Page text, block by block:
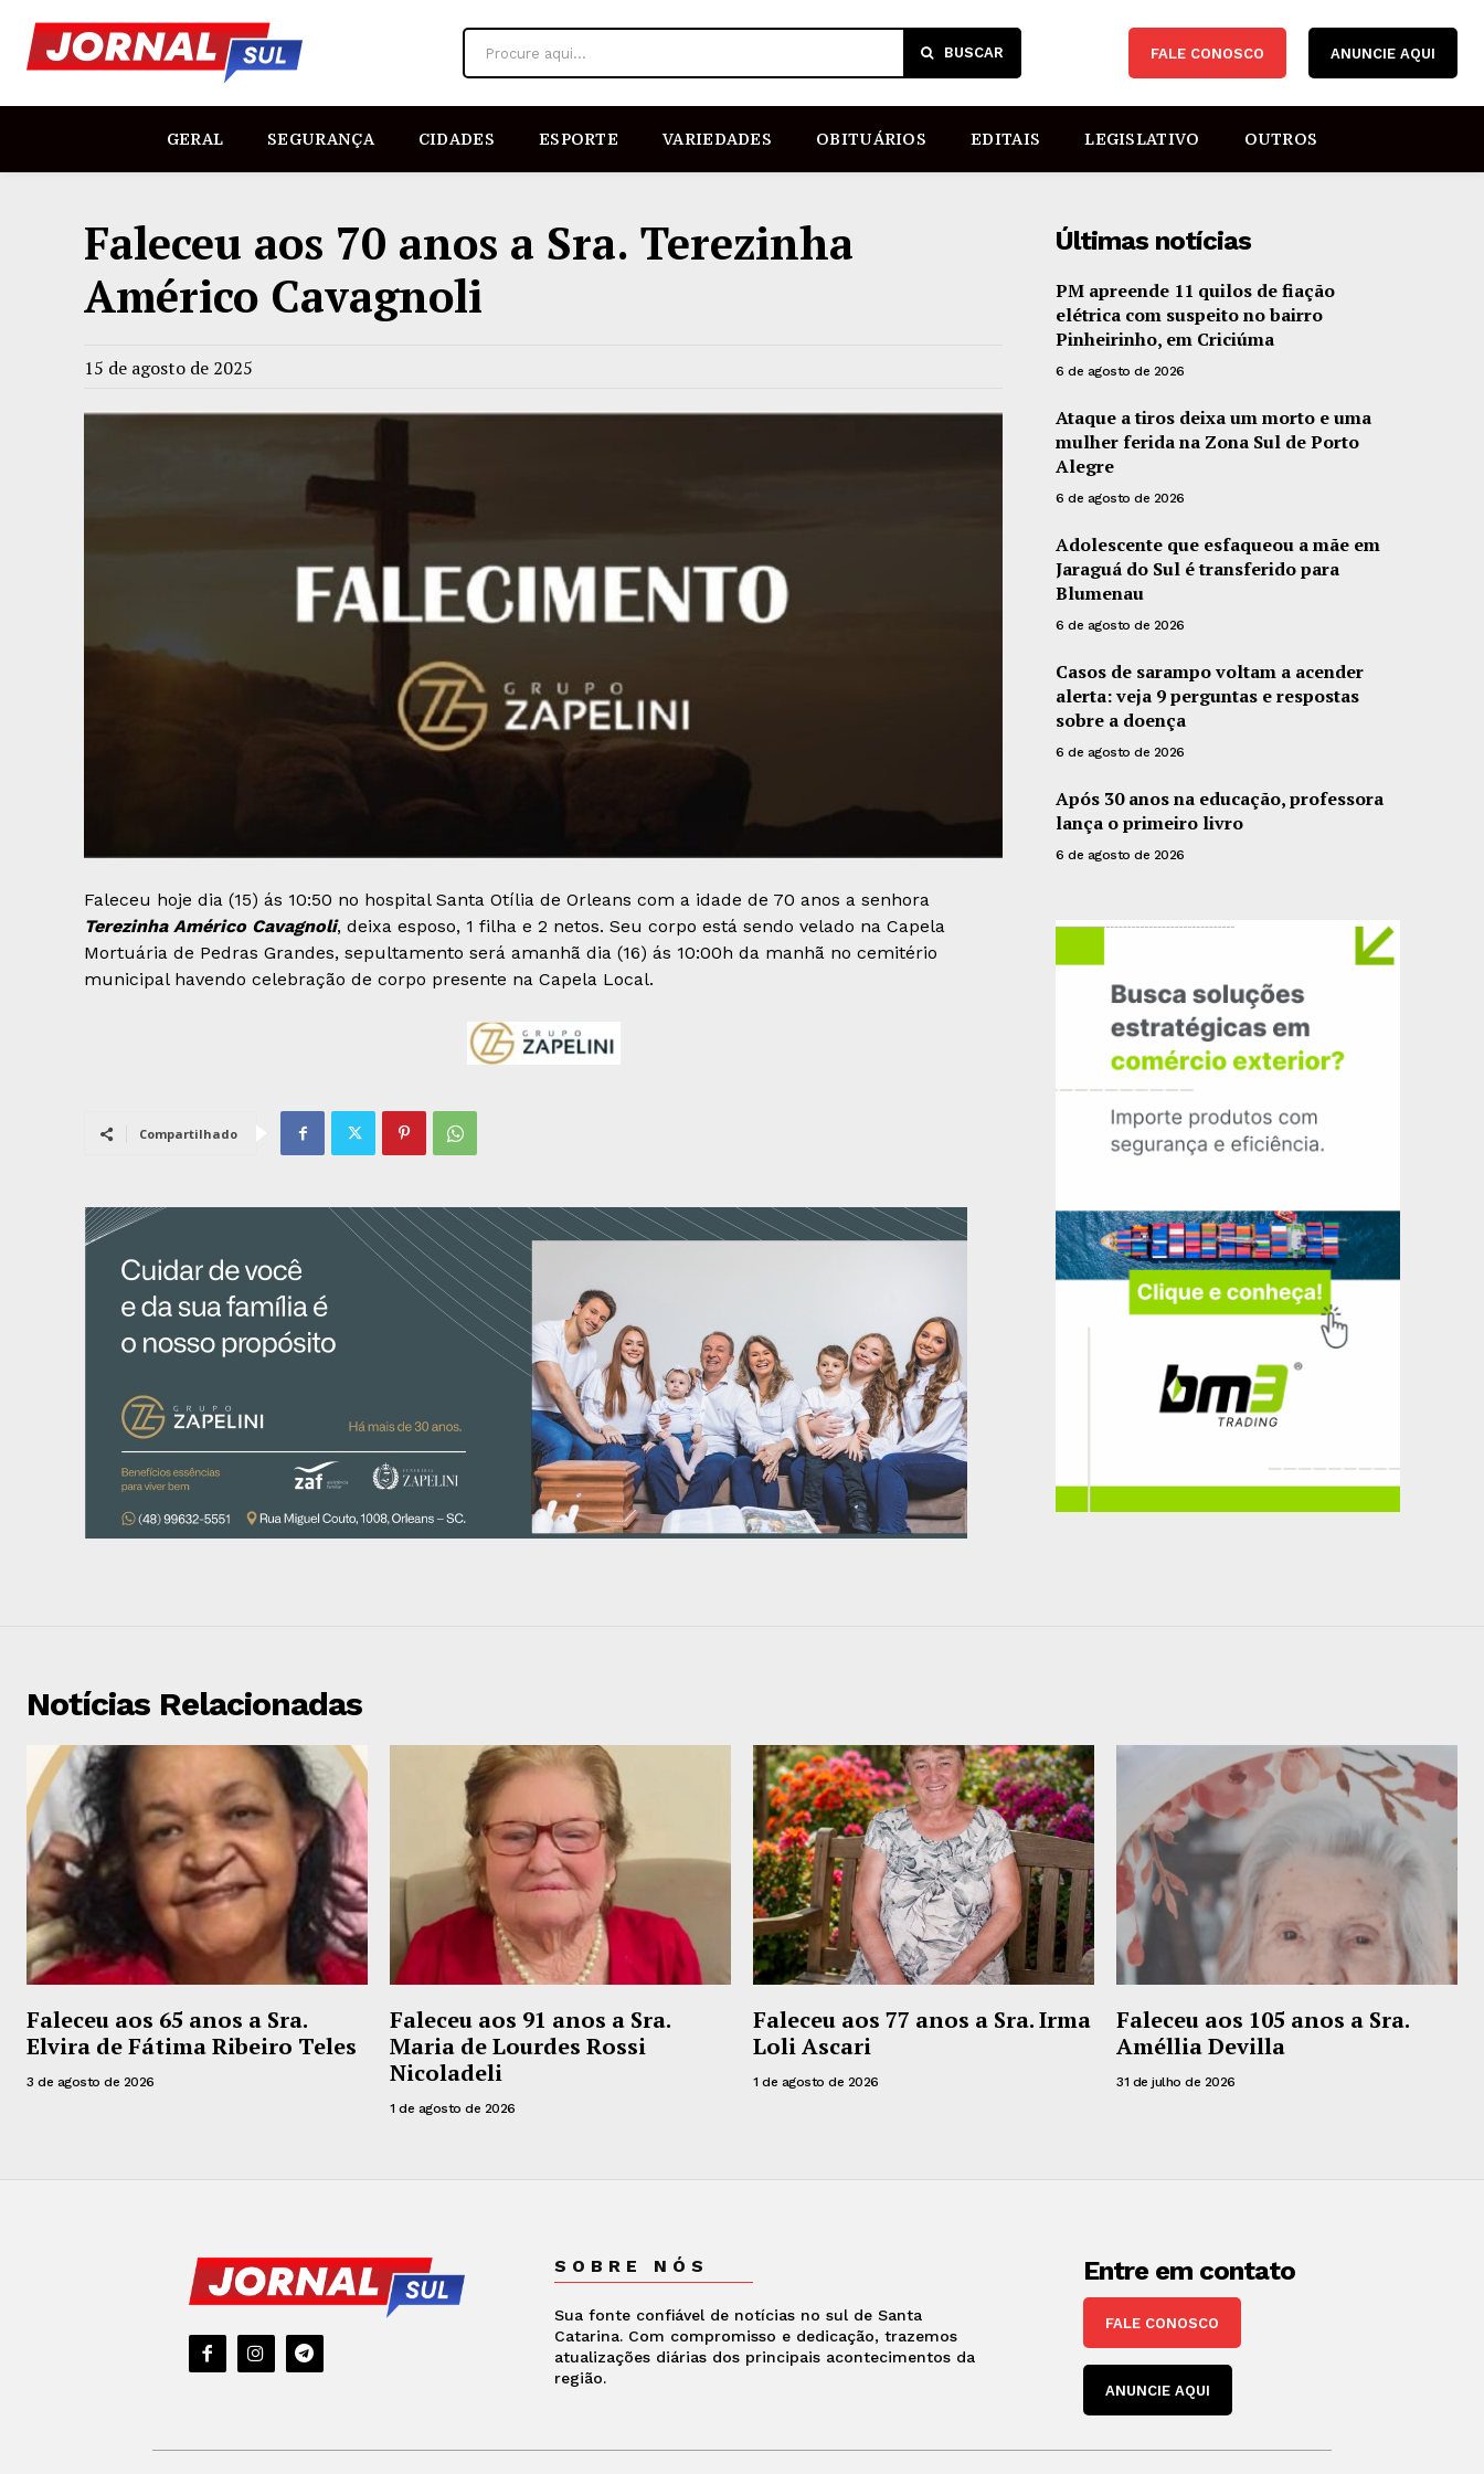
Procure aqui... BUSCAR FALE CONOSCO ANUNCIE AQUI
GERAL SEGURANÇA CIDADES ESPORTE VARIEDADES OBITUÁRIOS EDITAIS LEGISLATIVO OUTROS
Faleceu aos 70 anos a Sra. Terezinha
Américo Cavagnoli
15 de agosto de 2025
Faleceu hoje dia (15) ás 10:50 no hospital Santa Otília de Orleans com a idade de 70 anos a senhora
Terezinha Américo Cavagnoli, deixa esposo, 1 filha e 2 netos. Seu corpo está sendo velado na Capela
Mortuária de Pedras Grandes, sepultamento será amanhã dia (16) ás 10:00h da manhã no cemitério
municipal havendo celebração de corpo presente na Capela Local.
Compartilhado
Últimas notícias
PM apreende 11 quilos de fiação
elétrica com suspeito no bairro
Pinheirinho, em Criciúma
6 de agosto de 2026
Ataque a tiros deixa um morto e uma
mulher ferida na Zona Sul de Porto
Alegre
6 de agosto de 2026
Adolescente que esfaqueou a mãe em
Jaraguá do Sul é transferido para
Blumenau
6 de agosto de 2026
Casos de sarampo voltam a acender
alerta: veja 9 perguntas e respostas
sobre a doença
6 de agosto de 2026
Após 30 anos na educação, professora
lança o primeiro livro
6 de agosto de 2026
Notícias Relacionadas
Faleceu aos 65 anos a Sra.
Elvira de Fátima Ribeiro Teles
3 de agosto de 2026
Faleceu aos 91 anos a Sra.
Maria de Lourdes Rossi
Nicoladeli
1 de agosto de 2026
Faleceu aos 77 anos a Sra. Irma
Loli Ascari
1 de agosto de 2026
Faleceu aos 105 anos a Sra.
Améllia Devilla
31 de julho de 2026
SOBRE NÓS
Sua fonte confiável de notícias no sul de Santa
Catarina. Com compromisso e dedicação, trazemos
atualizações diárias dos principais acontecimentos da
região.
Entre em contato
FALE CONOSCO
ANUNCIE AQUI